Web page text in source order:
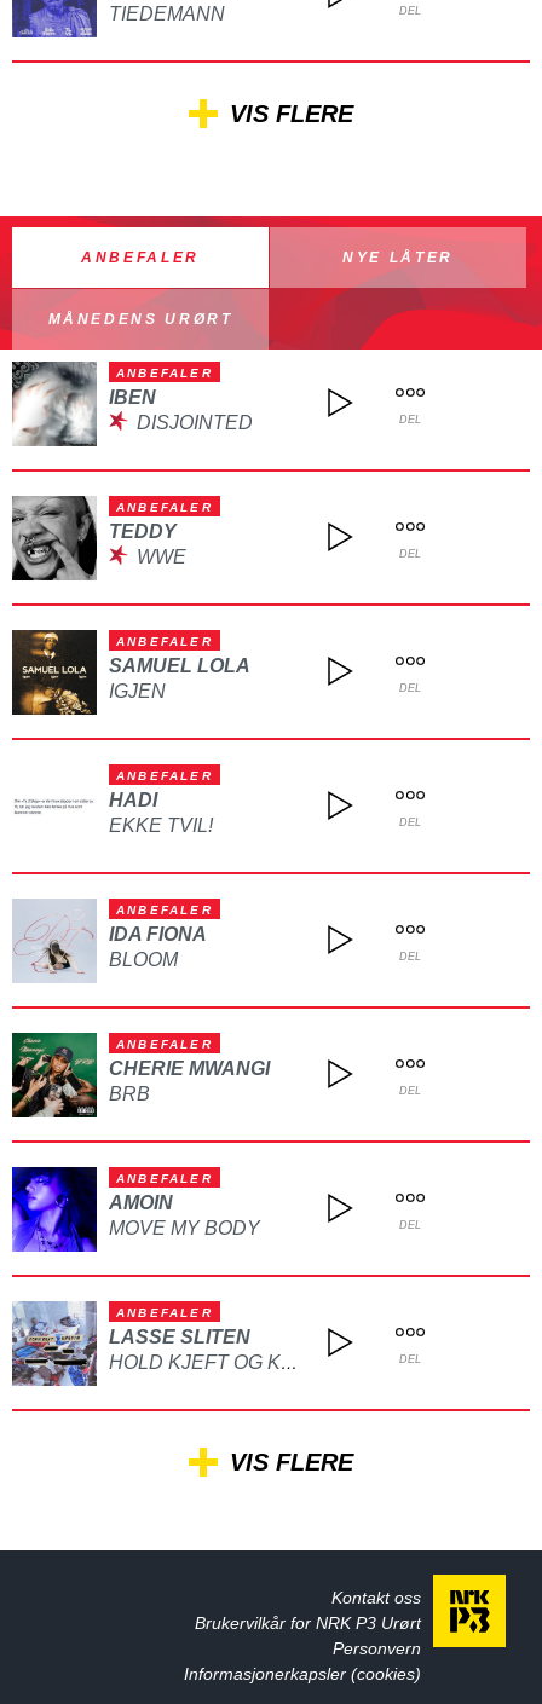
TIEDEMANN
DEL
VIS FLERE
ANBEFALER NYE LÅTER
MÅNEDENS URØRT
ANBEFALER
IBEN
DISJOINTED
DEL
ANBEFALER
TEDDY
WWE
DEL
ANBEFALER
SAMUEL LOLA
IGJEN
DEL
ANBEFALER
HADI
EKKE TVIL!
DEL
ANBEFALER
IDA FIONA
BLOOM
DEL
ANBEFALER
CHERIE MWANGI
BRB
DEL
ANBEFALER
AMOIN
MOVE MY BODY
DEL
ANBEFALER
LASSE SLITEN
HOLD KJEFT OG KYSS MEG DEL
VIS FLERE
Kontakt oss
Brukervilkår for NRK P3 Urørt
Personvern
Informasjonerkapsler (cookies)